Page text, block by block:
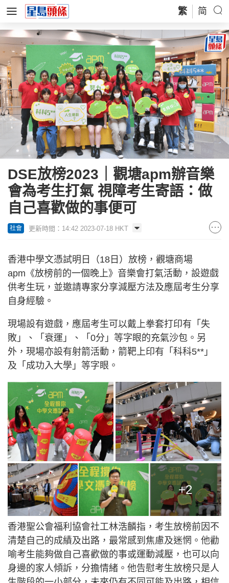
繁 简
DSE放榜2023｜觀塘apm辦音樂
會為考生打氣 視障考生寄語：做
自己喜歡做的事便可
社會 更新時間：14:42 2023-07-18 HKT
香港中學文憑試明日（18日）放榜，觀塘商場
apm《放榜前的一個晚上》音樂會打氣活動，設遊戲
供考生玩，並邀請專家分享減壓方法及應屆考生分享
自身經驗。
現場設有遊戲，應屆考生可以戴上拳套打印有「失
敗」、「衰運」、「0分」等字眼的充氣沙包。另
外，現場亦設有射箭活動，箭靶上印有「科科5**」
及「成功入大學」等字眼。
+2
香港聖公會福利協會社工林浩麟指，考生放榜前因不
清楚自己的成績及出路，最常感到焦慮及迷惘。他勸
喻考生能夠做自己喜歡做的事或運動減壓，也可以向
身邊的家人傾訴，分擔情緒。他告慰考生放榜只是人